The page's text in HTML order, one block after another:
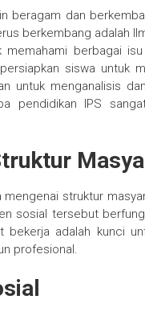
beragam dan
berkembang adalah
berbagai
siswa untuk
untuk menganalisis
pendidikan IPS
mengenai struktur
sosial tersebut
bekerja adalah kunci
profesional.